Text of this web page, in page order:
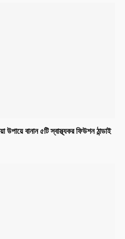
বানান ৫টি স্বাস্থ্যকর ফিউশন ঠান্ডাই